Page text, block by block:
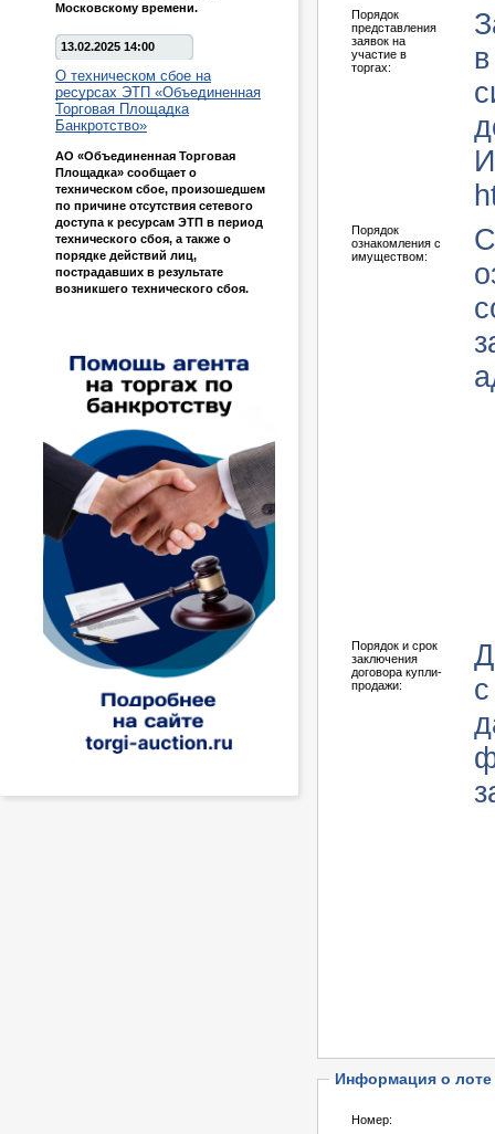
Московскому времени.
13.02.2025 14:00
О техническом сбое на
ресурсах ЭТП «Объединенная
Торговая Площадка
Банкротство»
АО «Объединенная Торговая
Площадка» сообщает о
техническом сбое, произошедшем
по причине отсутствия сетевого
доступа к ресурсам ЭТП в период
технического сбоя, а также о
порядке действий лиц,
пострадавших в результате
возникшего технического сбоя.
Порядок
представления
заявок на
участие в
торгах:
Порядок
ознакомления с
имуществом:
Порядок и срок
заключения
договора купли-
продажи:
Информация о
Номер: